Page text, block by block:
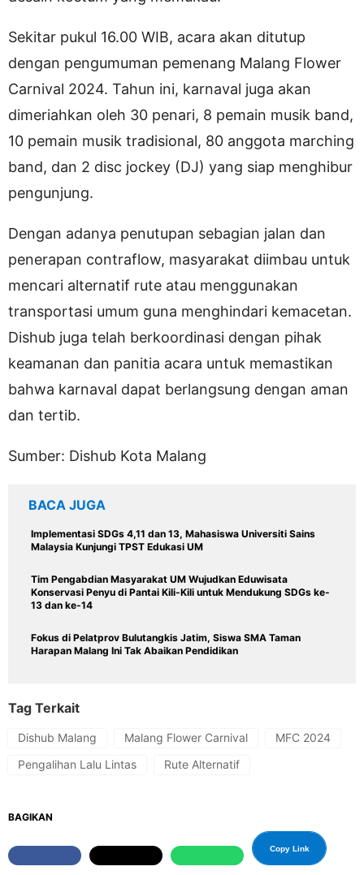
Sekitar pukul 16.00 WIB, acara akan ditutup
dengan pengumuman pemenang Malang Flower
Carnival 2024. Tahun ini, karnaval juga akan
dimeriahkan oleh 30 penari, 8 pemain musik band,
10 pemain musik tradisional, 80 anggota marching
band, dan 2 disc jockey (DJ) yang siap menghibur
pengunjung.
Dengan adanya penutupan sebagian jalan dan
penerapan contraflow, masyarakat diimbau untuk
mencari alternatif rute atau menggunakan
transportasi umum guna menghindari kemacetan.
Dishub juga telah berkoordinasi dengan pihak
keamanan dan panitia acara untuk memastikan
bahwa karnaval dapat berlangsung dengan aman
dan tertib.
Sumber: Dishub Kota Malang
BACA JUGA
Implementasi SDGs 4,11 dan 13, Mahasiswa Universiti Sains
Malaysia Kunjungi TPST Edukasi UM
Tim Pengabdian Masyarakat UM Wujudkan Eduwisata
Konservasi Penyu di Pantai Kili-Kili untuk Mendukung SDGs ke-
13 dan ke-14
Fokus di Pelatprov Bulutangkis Jatim, Siswa SMA Taman
Harapan Malang Ini Tak Abaikan Pendidikan
Tag Terkait
Dishub Malang Malang Flower Carnival
MFC 2024
Pengalihan Lalu Lintas
Rute Alternatif
BAGIKAN
Copy Link